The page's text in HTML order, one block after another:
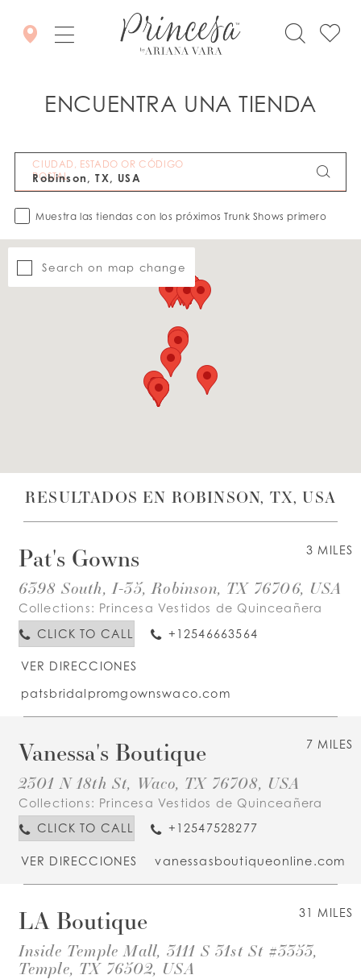
LISTA DE DESEOS
ENCUENTRA UNA TIENDA
CIUDAD, ESTADO OR CÓDIGO
POSTAL
Muestra las tiendas con los próximos Trunk Shows primero
Search on map change
RESULTADOS EN ROBINSON, TX, USA
3 MILES
Pat's Gowns
6398 South, I-35, Robinson, TX 76706, USA
Collections: Princesa Vestidos de Quinceañera
CLICK TO CALL
+12546663564
VER DIRECCIONES
patsbridalpromgownswaco.com
7 MILES
Vanessa's Boutique
2301 N 18th St, Waco, TX 76708, USA
Collections: Princesa Vestidos de Quinceañera
CLICK TO CALL
+12547528277
VER DIRECCIONES vanessasboutiqueonline.com
31 MILES
LA Boutique
Inside Temple Mall, 3111 S 31st St #3353,
Temple, TX 76502, USA